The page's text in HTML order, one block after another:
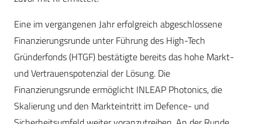
Eine im vergangenen Jahr erfolgreich abgeschlossene
Finanzierungsrunde unter Führung des High-Tech
Gründerfonds (HTGF) bestätigte bereits das hohe Markt-
und Vertrauenspotenzial der Lösung. Die
Finanzierungsrunde ermöglicht INLEAP Photonics, die
Skalierung und den Markteintritt im Defence- und